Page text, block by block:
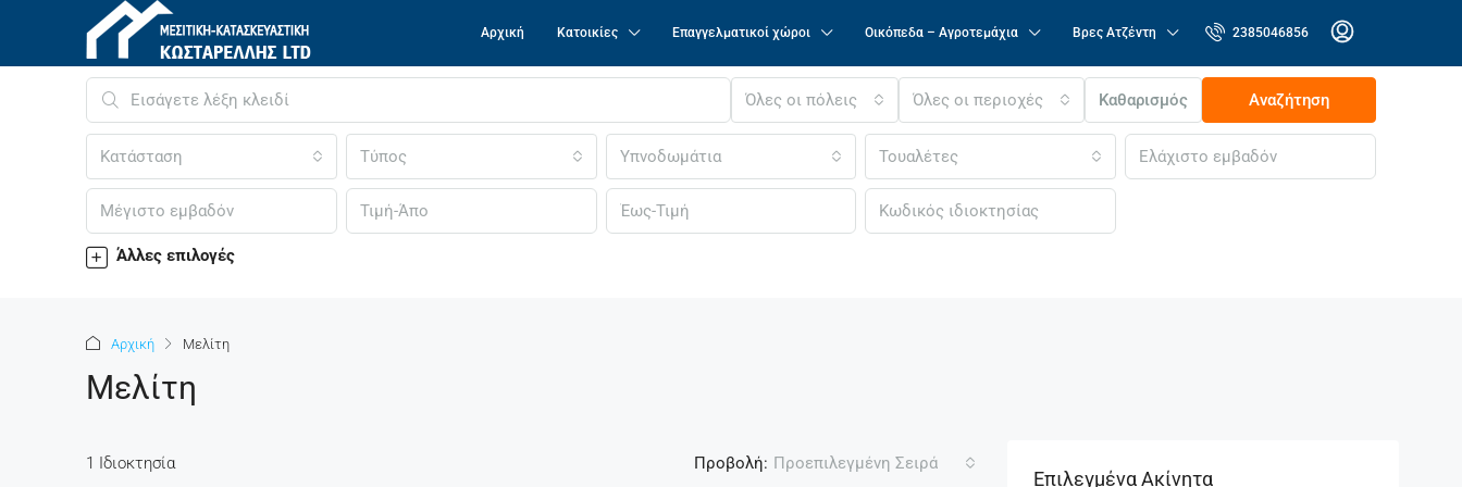
Αρχική Κατοικίες Επαγγελματικοί χώροι Οικόπεδα – Αγροτεμάχια Βρες Ατζέντη 2385046856
Όλες οι πόλεις Όλες οι περιοχές Καθαρισμός Αναζήτηση
Κατάσταση Τύπος Υπνοδωμάτια Τουαλέτες
Άλλες επιλογές
Αρχική Μελίτη
Μελίτη
1 Ιδιοκτησία Προβολή: Προεπιλεγμένη Σειρά
Επιλεγμένα Ακίνητα